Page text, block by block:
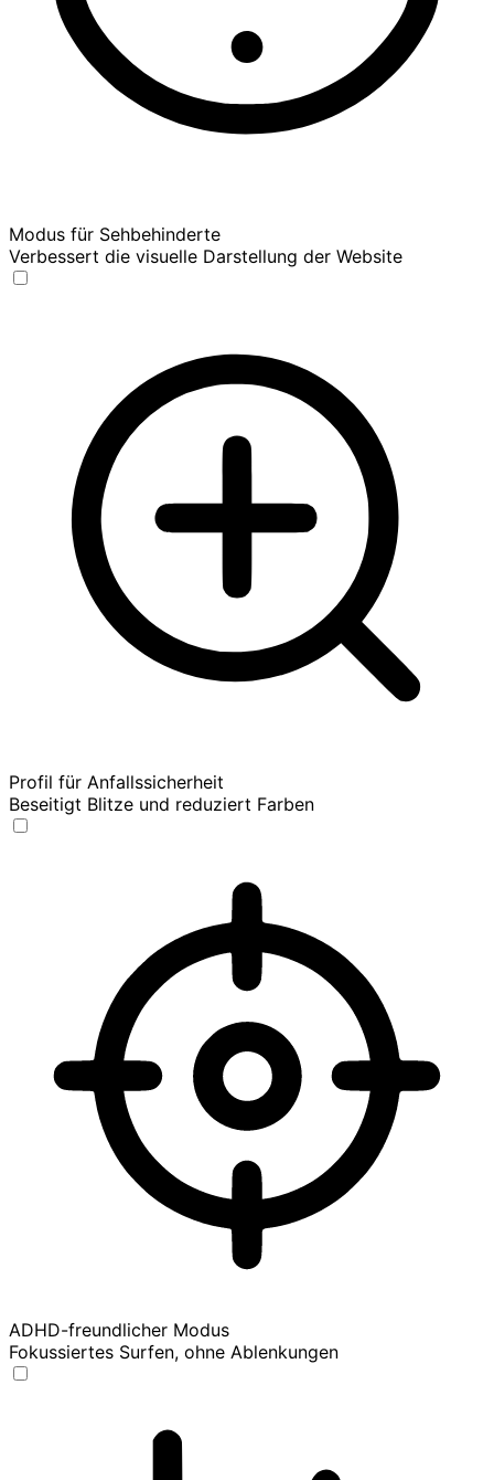
Modus für Sehbehinderte
Verbessert die visuelle Darstellung der Website
Profil für Anfallssicherheit
Beseitigt Blitze und reduziert Farben
ADHD-freundlicher Modus
Fokussiertes Surfen, ohne Ablenkungen